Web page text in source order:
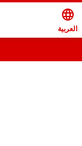
language
العربية